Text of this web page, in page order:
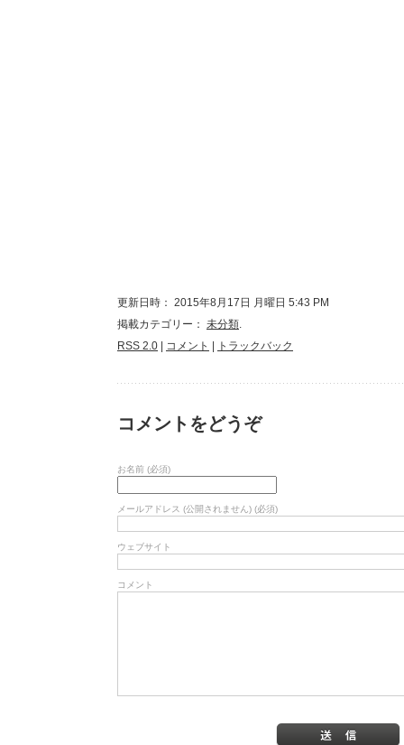
更新日時： 2015年8月17日 月曜日 5:43 PM
掲載カテゴリー： 未分類.
RSS 2.0
コメント トラックバック
コメントをどうぞ
お名前 (必須)
メールアドレス (公開されません) (必須)
ウェブサイト
コメント